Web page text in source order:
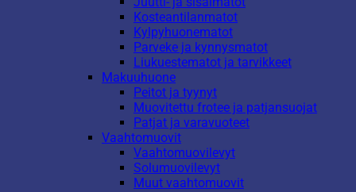
Kosteantilanmatot
Kylpyhuonematot
Parveke ja kynnysmatot
Liukuestematot ja tarvikkeet
Makuuhuone
Peitot ja tyynyt
Muovitettu frotee ja patjansuojat
Patjat ja varavuoteet
Vaahtomuovit
Vaahtomuovilevyt
Solumuovilevyt
Muut vaahtomuovit